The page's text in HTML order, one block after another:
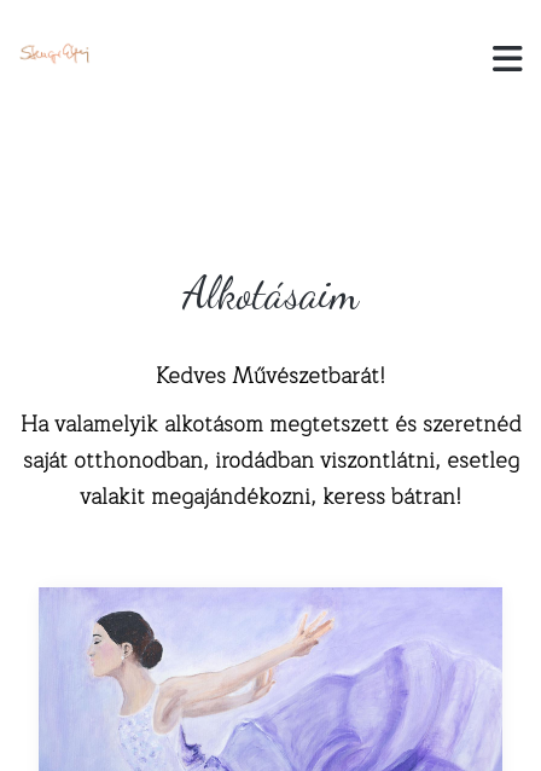
Alkotásaim
Kedves Művészetbarát!
Ha valamelyik alkotásom megtetszett és szeretnéd
saját otthonodban, irodádban viszontlátni, esetleg
valakit megajándékozni, keress bátran!